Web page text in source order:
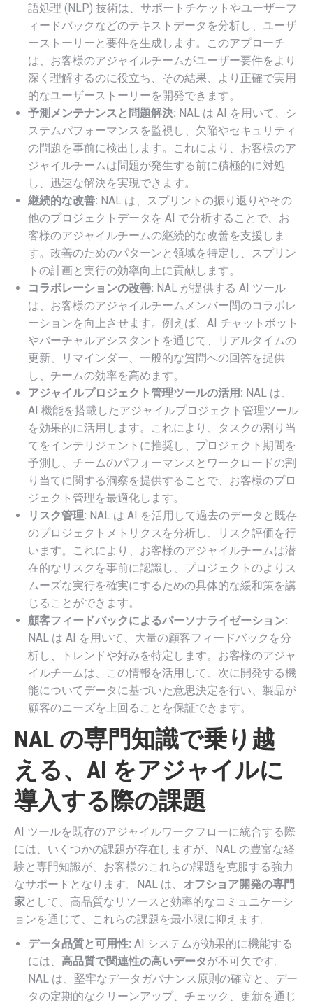
語処理 (NLP) 技術は、サポートチケットやユーザーフ
ィードバックなどのテキストデータを分析し、ユーザ
ーストーリーと要件を生成します。このアプローチ
は、お客様のアジャイルチームがユーザー要件をより
深く理解するのに役立ち、その結果、より正確で実用
的なユーザーストーリーを開発できます。
予測メンテナンスと問題解決: NAL は AI を用いて、シ
ステムパフォーマンスを監視し、欠陥やセキュリティ
の問題を事前に検出します。これにより、お客様のア
ジャイルチームは問題が発生する前に積極的に対処
し、迅速な解決を実現できます。
継続的な改善: NAL は、スプリントの振り返りやその
他のプロジェクトデータを AI で分析することで、お
客様のアジャイルチームの継続的な改善を支援しま
す。改善のためのパターンと領域を特定し、スプリン
トの計画と実行の効率向上に貢献します。
コラボレーションの改善: NAL が提供する AI ツール
は、お客様のアジャイルチームメンバー間のコラボレ
ーションを向上させます。例えば、AI チャットボット
やバーチャルアシスタントを通じて、リアルタイムの
更新、リマインダー、一般的な質問への回答を提供
し、チームの効率を高めます。
アジャイルプロジェクト管理ツールの活用: NAL は、
AI 機能を搭載したアジャイルプロジェクト管理ツール
を効果的に活用します。これにより、タスクの割り当
てをインテリジェントに推奨し、プロジェクト期間を
予測し、チームのパフォーマンスとワークロードの割
り当てに関する洞察を提供することで、お客様のプロ
ジェクト管理を最適化します。
リスク管理: NAL は AI を活用して過去のデータと既存
のプロジェクトメトリクスを分析し、リスク評価を行
います。これにより、お客様のアジャイルチームは潜
在的なリスクを事前に認識し、プロジェクトのよりス
ムーズな実行を確実にするための具体的な緩和策を講
じることができます。
顧客フィードバックによるパーソナライゼーション:
NAL は AI を用いて、大量の顧客フィードバックを分
析し、トレンドや好みを特定します。お客様のアジャ
イルチームは、この情報を活用して、次に開発する機
能についてデータに基づいた意思決定を行い、製品が
顧客のニーズを上回ることを保証できます。
NAL の専門知識で乗り越
える、AI をアジャイルに
導入する際の課題
AI ツールを既存のアジャイルワークフローに統合する際
には、いくつかの課題が存在しますが、NAL の豊富な経
験と専門知識が、お客様のこれらの課題を克服する強力
なサポートとなります。NAL は、 オフショア開発の専門
家として、高品質なリソースと効率的なコミュニケーシ
ョンを通じて、これらの課題を最小限に抑えます。
データ品質と可用性: AI システムが効果的に機能する
には、 高品質で関連性の高いデータが不可欠です。
NAL は、堅牢なデータガバナンス原則の確立と、デー
タの定期的なクリーンアップ、チェック、更新を通じ